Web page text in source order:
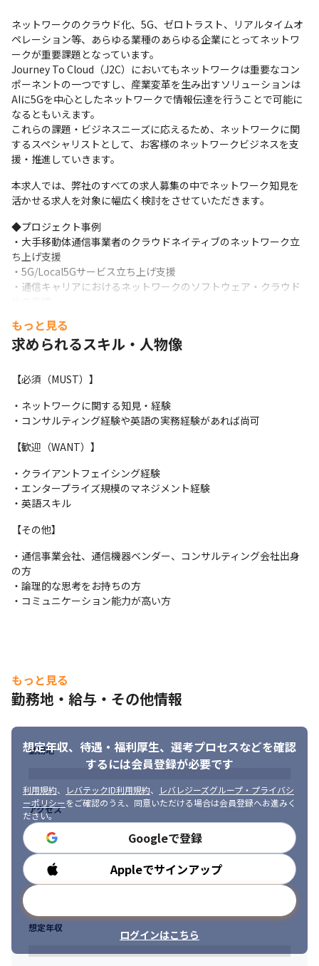
ネットワークのクラウド化、5G、ゼロトラスト、リアルタイムオ
ペレーション等、あらゆる業種のあらゆる企業にとってネットワ
ークが重要課題となっています。
Journey To Cloud（J2C）においてもネットワークは重要なコン
ポーネントの一つですし、産業変革を生み出すソリューションは
AIに5Gを中心としたネットワークで情報伝達を行うことで可能に
なるともいえます。
これらの課題・ビジネスニーズに応えるため、ネットワークに関
するスペシャリストとして、お客様のネットワークビジネスを支
援・推進していきます。
本求人では、弊社のすべての求人募集の中でネットワーク知見を
活かせる求人を対象に幅広く検討をさせていただきます。
◆プロジェクト事例
・大手移動体通信事業者のクラウドネイティブのネットワーク立
ち上げ支援
・5G/Local5Gサービス立ち上げ支援
・通信キャリアにおけるネットワークのソフトウェア・クラウド
・SASE（Secure Access Service Edge、Network＋Security）の
検討・構築支援
もっと見る
求められるスキル・人物像
【必須（MUST）】
・ネットワークに関する知見・経験
・コンサルティング経験や英語の実務経験があれば尚可
【歓迎（WANT）】
・クライアントフェイシング経験
・エンタープライズ規模のマネジメント経験
・英語スキル
【その他】
・通信事業会社、通信機器ベンダー、コンサルティング会社出身
の方
・論理的な思考をお持ちの方
・コミュニケーション能力が高い方
もっと見る
勤務地・給与・その他情報
想定年収、待遇・福利厚生、 選考プロセスなどを確認
するには会員登録が必要です
利用規約、 レバテックID利用規約、
レバレジーズグループ・プライバシ
ーポリシーをご確認のうえ、同意いただける場合は会員登録へお進みく
ださい。
Googleで登録
Appleでサインアップ
ログインはこちら
勤務地
アクセス
勤務時間
想定年収